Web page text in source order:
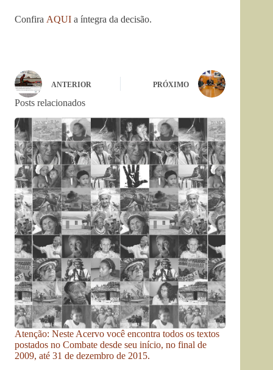
Confira AQUI a íntegra da decisão.
ANTERIOR PRÓXIMO
Posts relacionados
Atenção: Neste Acervo você encontra todos os textos
postados no Combate desde seu início, no final de
2009, até 31 de dezembro de 2015.